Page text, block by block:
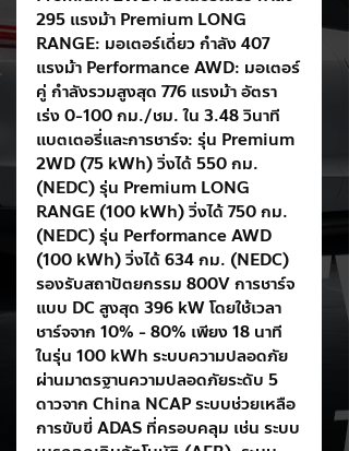
295 แรงม้า Premium LONG
RANGE: มอเตอร์เดี่ยว กำลัง 407
แรงม้า Performance AWD: มอเตอร์
คู่ กำลังรวมสูงสุด 776 แรงม้า อัตรา
เร่ง 0-100 กม./ชม. ใน 3.48 วินาที
แบตเตอรี่และการชาร์จ: รุ่น Premium
2WD (75 kWh) วิ่งได้ 550 กม.
(NEDC) รุ่น Premium LONG
RANGE (100 kWh) วิ่งได้ 750 กม.
(NEDC) รุ่น Performance AWD
(100 kWh) วิ่งได้ 634 กม. (NEDC)
รองรับสถาปัตยกรรม 800V การชาร์จ
แบบ DC สูงสุด 396 kW โดยใช้เวลา
ชาร์จจาก 10% - 80% เพียง 18 นาที
ในรุ่น 100 kWh ระบบความปลอดภัย
ผ่านมาตรฐานความปลอดภัยระดับ 5
ดาวจาก China NCAP ระบบช่วยเหลือ
การขับขี่ ADAS ที่ครอบคลุม เช่น ระบบ